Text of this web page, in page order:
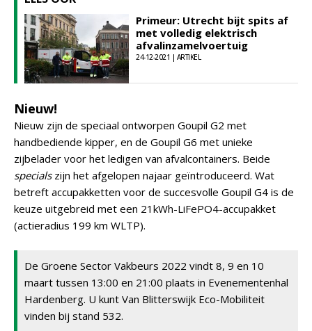
Primeur: Utrecht bijt spits af
met volledig elektrisch
afvalinzamelvoertuig
24-12-2021 | ARTIKEL
Nieuw!
Nieuw zijn de speciaal ontworpen Goupil G2 met
handbediende kipper, en de Goupil G6 met unieke
zijbelader voor het ledigen van afvalcontainers. Beide
specialszijn het afgelopen najaar geïntroduceerd. Wat
betreft accupakketten voor de succesvolle Goupil G4 is de
keuze uitgebreid met een 21kWh-LiFePO4-accupakket
(actieradius 199 km WLTP).
De Groene Sector Vakbeurs 2022 vindt 8, 9 en 10
maart tussen 13:00 en 21:00 plaats in Evenementenhal
Hardenberg. U kunt Van Blitterswijk Eco-Mobiliteit
vinden bij stand 532.